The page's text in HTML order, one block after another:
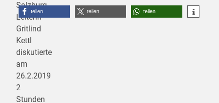
Salzburg-
Leiterin
Gritlind
Kettl
diskutierte
am
26.2.2019
2
Stunden
teilen teilen teilen